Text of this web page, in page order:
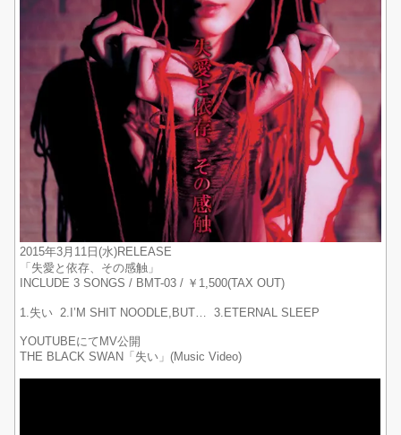
2015年3月11日(水)RELEASE
「失愛と依存、その感触」
INCLUDE 3 SONGS / BMT-03 / ￥1,500(TAX OUT)
1.失い 2.I’M SHIT NOODLE,BUT… 3.ETERNAL SLEEP
YOUTUBEにてMV公開
THE BLACK SWAN「失い」(Music Video)